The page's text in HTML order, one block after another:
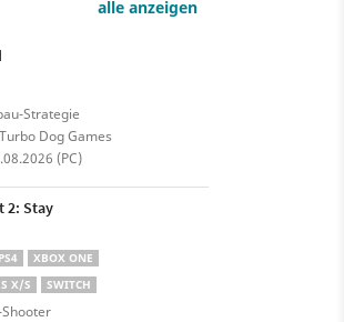
alle anzeigen
Strategie
Dog Games
(PC)
2: Stay
PS4
XBOX ONE
X/S
SWITCH